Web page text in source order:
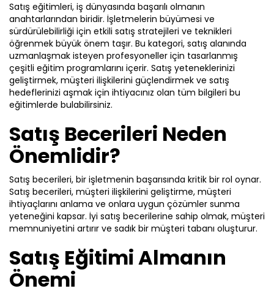
Önerilen
En yeniler
Sunum
Becerileri
Sürdürülebilirlik
Sürdürülebilirlik
Sürekli
Gelişim
Takım
Bilinci
Turizmde
Mükemmellik
UI/UX
Tasarımı
Verimlilik ve
Zaman
Yönetimi
Yapay
Basic
Temel Yetkinlikler
Mesleki Beceriler
Farklı Türde Eğitimler
Her Yıl %20 İçerik Artışı
Güvenilir İçerik Ortağı
Çevrimiçi Katalog ile Hibrit Kurgu
Hazır İletişim Planı ve Materyalleri
Özel Oyunlaştırma Kurguları
-
-
-
Satış eğitimleri, iş dünyasında başarılı olmanın
anahtarlarından biridir. İşletmelerin büyümesi ve
sürdürülebilirliği için etkili satış stratejileri ve teknikleri
öğrenmek büyük önem taşır. Bu kategori, satış alanında
uzmanlaşmak isteyen profesyoneller için tasarlanmış
çeşitli eğitim programlarını içerir. Satış yeteneklerinizi
geliştirmek, müşteri ilişkilerini güçlendirmek ve satış
hedeflerinizi aşmak için ihtiyacınız olan tüm bilgileri bu
eğitimlerde bulabilirsiniz.
Satış Becerileri Neden
Önemlidir?
Satış becerileri, bir işletmenin başarısında kritik bir rol oynar.
Satış becerileri, müşteri ilişkilerini geliştirme, müşteri
ihtiyaçlarını anlama ve onlara uygun çözümler sunma
yeteneğini kapsar. İyi satış becerilerine sahip olmak, müşteri
memnuniyetini artırır ve sadık bir müşteri tabanı oluşturur.
Satış Eğitimi Almanın
Önemi
adet eğitime
ulaştın!
Teklif listende 50 adet eğitim bulunuyor. Bu
eğitimlere paket aboneliği alarak daha
avantajlı bir şekilde erişebilirsin.
Basic
Kurumun temelde ihtiyaç duyacağı,
hem özel hem de iş hayatı için gerekli
olabilecek, ana konuları ve yetkinlikleri
kapsar.